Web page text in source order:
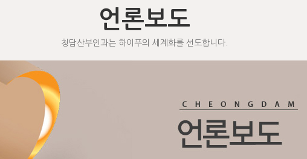
언론보도
청담산부인과는 하이푸의 세계화를 선도합니다.